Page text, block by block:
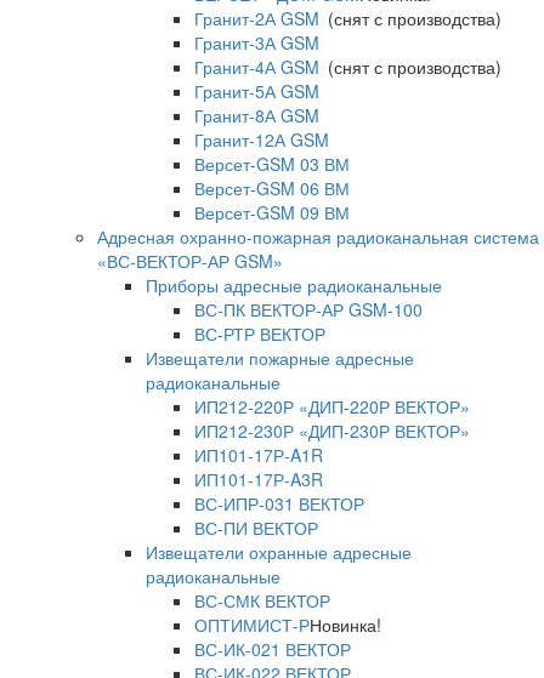
Гранит-2А GSM (снят с производства)
Гранит-3А GSM
Гранит-4А GSM (снят с производства)
Гранит-5А GSM
Гранит-8А GSM
Гранит-12А GSM
Версет-GSM 03 ВМ
Версет-GSM 06 ВМ
Версет-GSM 09 ВМ
Адресная охранно-пожарная радиоканальная система
«ВС-ВЕКТОР-АР GSM»
Приборы адресные радиоканальные
ВС-ПК ВЕКТОР-АР GSM-100
ВС-РТР ВЕКТОР
Извещатели пожарные адресные
радиоканальные
ИП212-220Р «ДИП-220Р ВЕКТОР»
ИП212-230Р «ДИП-230Р ВЕКТОР»
ИП101-17Р-A1R
ИП101-17Р-A3R
ВС-ИПР-031 ВЕКТОР
ВС-ПИ ВЕКТОР
Извещатели охранные адресные
радиоканальные
ВС-СМК ВЕКТОР
ОПТИМИСТ-РНовинка!
ВС-ИК-021 ВЕКТОР
ВС-ИК-022 ВЕКТОР